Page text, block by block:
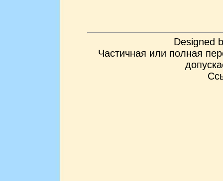
Designed
Частичная или полная